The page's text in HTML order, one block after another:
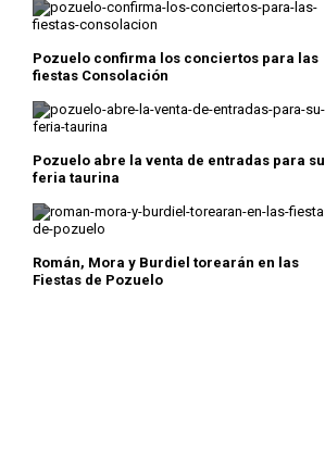
Pozuelo confirma los conciertos para las
fiestas Consolación
Pozuelo abre la venta de entradas para su
feria taurina
Román, Mora y Burdiel torearán en las
Fiestas de Pozuelo